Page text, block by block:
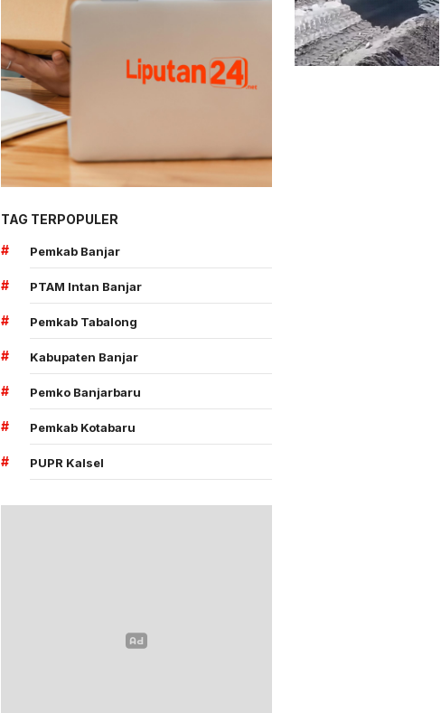
TAG TERPOPULER
#
Pemkab Banjar
# PTAM Intan Banjar
# Pemkab Tabalong
# Kabupaten Banjar
# Pemko Banjarbaru
# Pemkab Kotabaru
# PUPR Kalsel